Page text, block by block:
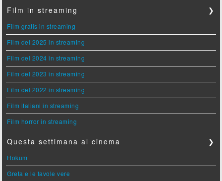
Film in streaming ❯
Film gratis in streaming
Film del 2025 in streaming
Film del 2024 in streaming
Film del 2023 in streaming
Film del 2022 in streaming
Film italiani in streaming
Film horror in streaming
Questa settimana al cinema ❯
Hokum
Greta e le favole vere